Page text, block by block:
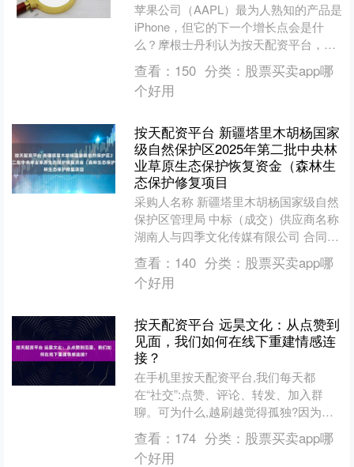
苹果公司（AAPL）最为人熟知的产品是
iPhone，但它的下一个增长点会是什
么？摩根士丹利认为按天配资平台，答
案可能是人形机器人。 这家投资银行在
一份研究报告....
查看： 150 分类： 股票买卖app哪
个好用
按天配资平台 新疆塔里木胡杨国家
级自然保护区2025年第二批中央林
业草原生态保护恢复资金（森林生
态保护修复项目
采购人名称 新疆塔里木胡杨国家级自然
保护区管理局 中标（成交）供应商名称
湖南人与四季文化传媒有限公司 合同金
额 936,000元 人民币 合同期限 年 合同
签....
查看： 140 分类： 股票买卖app哪
个好用
按天配资平台 远昊文化：从点赞到
见面，我们如何在线下重建情感连
接？
在手机里按天配资平台,我们每天都
在“社交”:点赞、评论、转发、加入群
聊。可为什么,越刷越觉得孤独?因为真
正的连接,不只是信息的交换,更是情感的
共鸣。而情感,需要....
查看： 174 分类： 股票买卖app哪
个好用